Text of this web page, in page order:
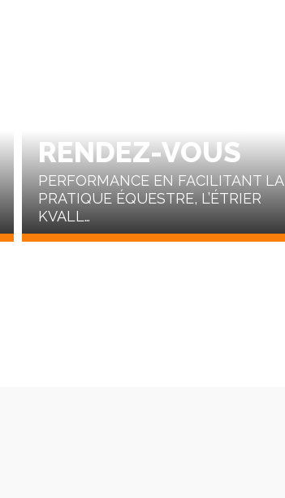
RENDEZ-VOUS
PERFORMANCE EN FACILITANT LA
PRATIQUE ÉQUESTRE, L’ÉTRIER
KVALL…